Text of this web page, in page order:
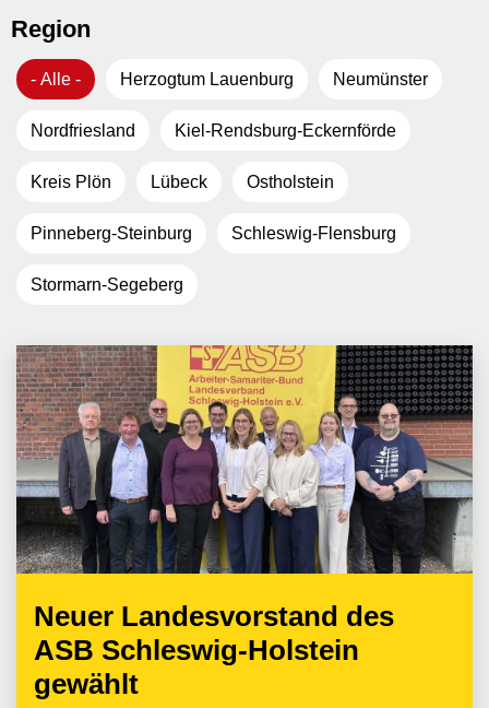
Region
- Alle - Herzogtum Lauenburg Neumünster
Nordfriesland Kiel-Rendsburg-Eckernförde
Kreis Plön Lübeck Ostholstein
Pinneberg-Steinburg Schleswig-Flensburg
Stormarn-Segeberg
Neuer Landesvorstand des
ASB Schleswig-Holstein
gewählt